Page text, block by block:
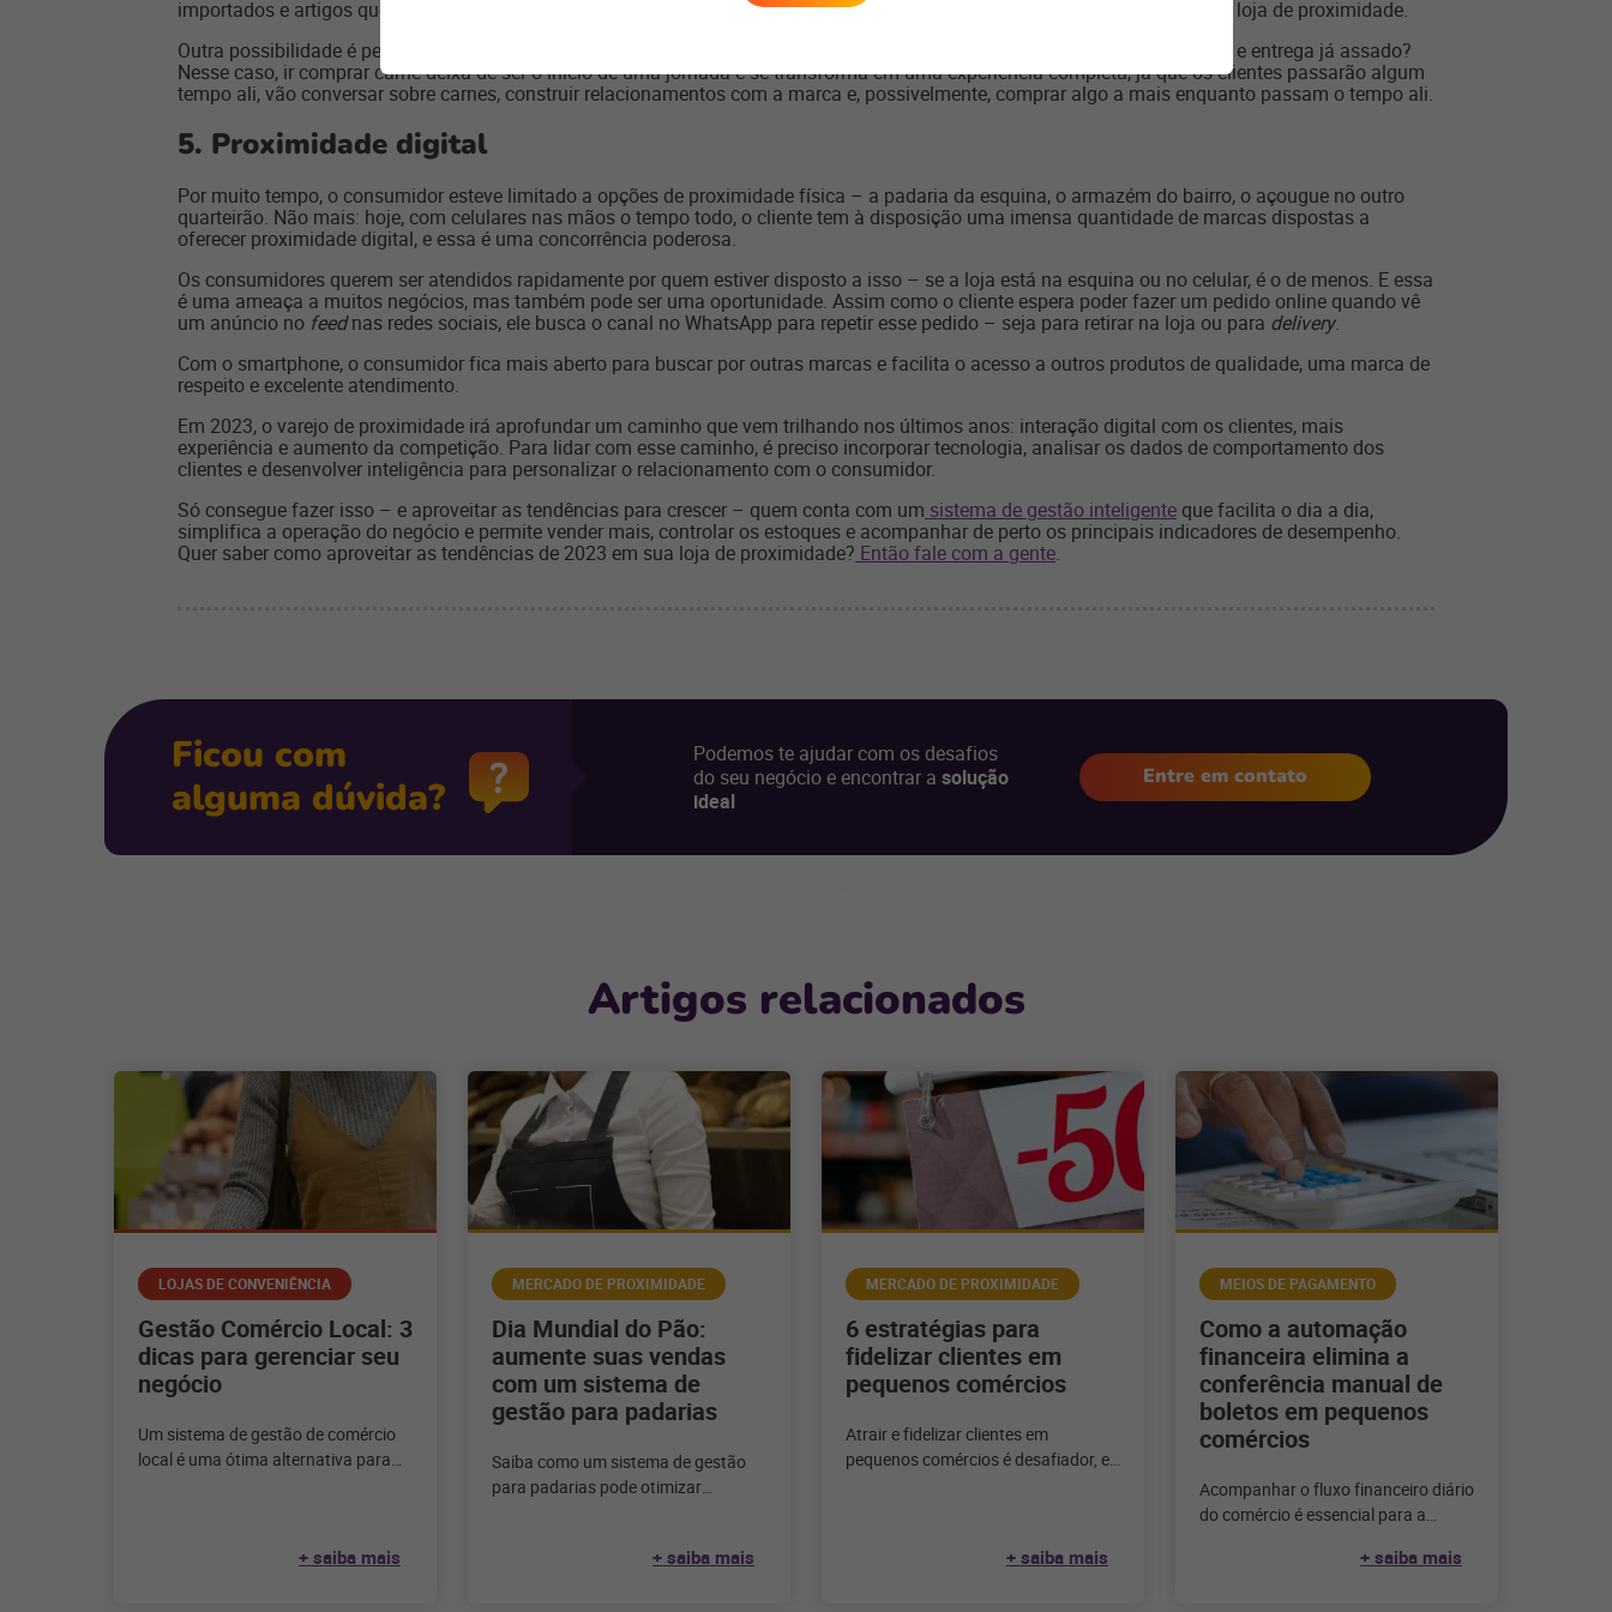
importados e artigos que não são encontrados em qualquer lugar, o cliente tem vários bons motivos para dar uma parada na loja de proximidade.
Outra possibilidade é pensar na experiência a partir do cliente. Que tal um açougue que prepara o corte que o cliente escolher e entrega já assado?
Nesse caso, ir comprar carne deixa de ser o início de uma jornada e se transforma em uma experiência completa, já que os clientes passarão algum
tempo ali, vão conversar sobre carnes, construir relacionamentos com a marca e, possivelmente, comprar algo a mais enquanto passam o tempo ali.
5. Proximidade digital
Por muito tempo, o consumidor esteve limitado a opções de proximidade física – a padaria da esquina, o armazém do bairro, o açougue no outro
quarteirão. Não mais: hoje, com celulares nas mãos o tempo todo, o cliente tem à disposição uma imensa quantidade de marcas dispostas a
oferecer proximidade digital, e essa é uma concorrência poderosa.
Os consumidores querem ser atendidos rapidamente por quem estiver disposto a isso – se a loja está na esquina ou no celular, é o de menos. E essa
é uma ameaça a muitos negócios, mas também pode ser uma oportunidade. Assim como o cliente espera poder fazer um pedido online quando vê
um anúncio no feednas redes sociais, ele busca o canal no WhatsApp para repetir esse pedido – seja para retirar na loja ou para delivery.
Com o smartphone, o consumidor fica mais aberto para buscar por outras marcas e facilita o acesso a outros produtos de qualidade, uma marca de
respeito e excelente atendimento.
Em 2023, o varejo de proximidade irá aprofundar um caminho que vem trilhando nos últimos anos: interação digital com os clientes, mais
experiência e aumento da competição. Para lidar com esse caminho, é preciso incorporar tecnologia, analisar os dados de comportamento dos
clientes e desenvolver inteligência para personalizar o relacionamento com o consumidor.
Só consegue fazer isso – e aproveitar as tendências para crescer – quem conta com um sistema de gestão inteligente que facilita o dia a dia,
simplifica a operação do negócio e permite vender mais, controlar os estoques e acompanhar de perto os principais indicadores de desempenho.
Quer saber como aproveitar as tendências de 2023 em sua loja de proximidade? Então fale com a gente.
Ficou com
alguma dúvida?
Podemos te ajudar com os desafios
do seu negócio e encontrar a solução
ideal
Entre em contato
Artigos relacionados
LOJAS DE CONVENIÊNCIA
Gestão Comércio Local: 3
dicas para gerenciar seu
negócio
Um sistema de gestão de comércio
local é uma ótima alternativa para
+ saiba mais
MERCADO DE PROXIMIDADE
Dia Mundial do Pão:
aumente suas vendas
com um sistema de
gestão para padarias
Saiba como um sistema de gestão
para padarias pode otimizar
+ saiba mais
MERCADO DE PROXIMIDADE
6 estratégias para
fidelizar clientes em
pequenos comércios
Atrair e fidelizar clientes em
pequenos comércios é desafiador, e,
+ saiba mais
MEIOS DE PAGAMENTO
Como a automação
financeira elimina a
conferência manual de
boletos em pequenos
comércios
Acompanhar o fluxo financeiro diário
do comércio é essencial para a
+ saiba mais